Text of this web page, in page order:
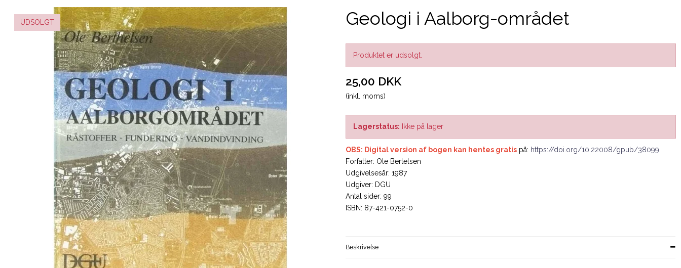
UDSOLGT Geologi i Aalborg-området
Produktet er udsolgt.
25,00 DKK
(inkl. moms)
Lagerstatus: Ikke på lager
OBS: Digital version af bogen kan hentes gratis på: https://doi.org/10.22008/gpub/38099
Forfatter: Ole Bertelsen
Udgivelsesår: 1987
Udgiver: DGU
Antal sider: 99
ISBN: 87-421-0752-0
Beskrivelse